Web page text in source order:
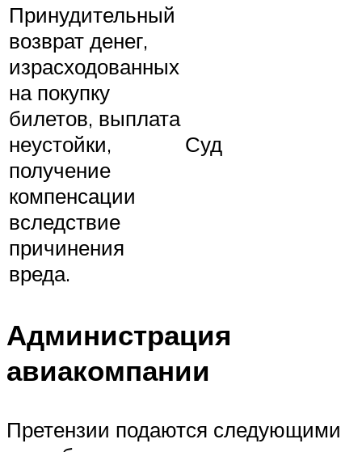
Принудительный
возврат денег,
израсходованных
на покупку
билетов, выплата
неустойки,
получение
компенсации
вследствие
причинения
вреда.
Суд
Администрация
авиакомпании
Претензии подаются следующими